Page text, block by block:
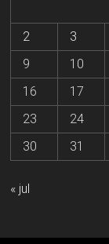
2
3
9
10
16
17
23
24
30
31
« jul